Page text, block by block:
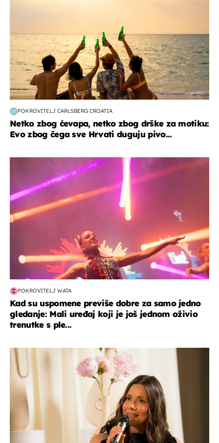
POKROVITELJ CARLSBERG CROATIA
Netko zbog ćevapa, netko zbog drške za motiku:
Evo zbog čega sve Hrvati duguju pivo...
POKROVITELJ WATA
Kad su uspomene previše dobre za samo jedno
gledanje: Mali uređaj koji je još jednom oživio
trenutke s ple...
moda & ljepota